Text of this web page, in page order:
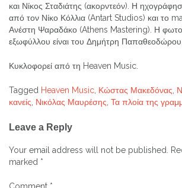
και Νίκος Σταδιάτης (ακορντεόν). Η
από τον Νίκο Κόλλια (Antart Studios) και το
Ανέστη Ψαραδάκο (Athens Mastering). Η
εξωφύλλου είναι του Δημήτρη Παπαθεοδώρου.
Κυκλοφορεί από τη Heaven Music.
Tagged Heaven Music, Κώστας Μακεδόνας,
κανείς, Νικόλας Μαυρέσης, Τα πλοία της
navigation
Leave a Reply
Your email address will not be published.
marked *
Comment *